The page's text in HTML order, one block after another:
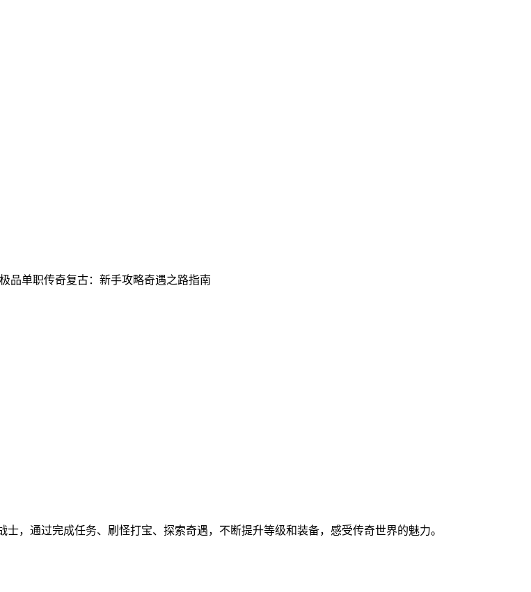
，通过完成任务、刷怪打宝、探索奇遇，不断提升等级和装备，感受传奇世界的魅力。